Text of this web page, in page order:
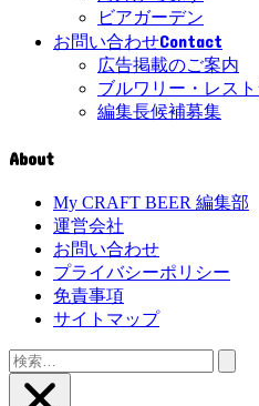
ビアガーデン
お問い合わせContact
広告掲載のご案内
ブルワリー・レス
編集長候補募集
About
My CRAFT BEER 編集部
運営会社
お問い合わせ
プライバシーポリシー
免責事項
サイトマップ
検
索: